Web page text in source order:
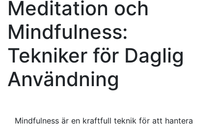
Meditation och
Mindfulness:
Tekniker för Daglig
Användning
Mindfulness är en kraftfull teknik för att hantera